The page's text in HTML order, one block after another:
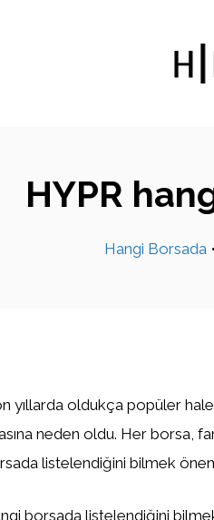
HYPR
Hangi Borsada •
yıllarda oldukça popüler
neden oldu. Her borsa,
listelendiğini bilmek
borsada listelendiğini